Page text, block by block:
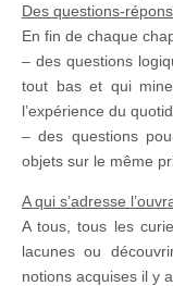
Des questions-
En fin de chaque
– des questions
tout bas et qui
l’expérience du
– des questions
objets sur le même
A qui s’adresse
A tous, tous les
lacunes ou
notions acquises il y